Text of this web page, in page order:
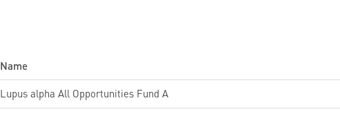
Name
Lupus alpha All Opportunities Fund A